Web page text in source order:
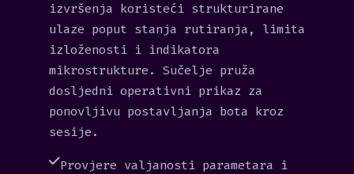
izvršenja koristeći strukturirane
ulaze poput stanja rutiranja, limita
izloženosti i indikatora
mikrostrukture. Sučelje pruža
dosljedni operativni prikaz za
ponovljivu postavljanja bota kroz
sesije.
Provjere valjanosti parametara i